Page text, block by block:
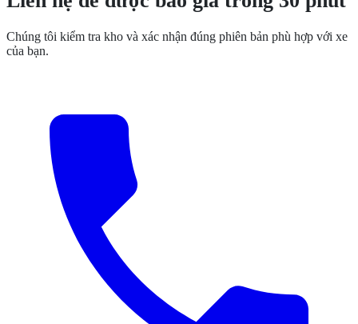
Chúng tôi kiểm tra kho và xác nhận đúng phiên bản phù hợp với xe
của bạn.